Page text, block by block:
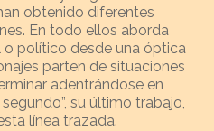
obtenido diferentes
En todo ellos aborda
político desde una óptica
parten de situaciones
adentrándose en
su último trabajo,
línea trazada.